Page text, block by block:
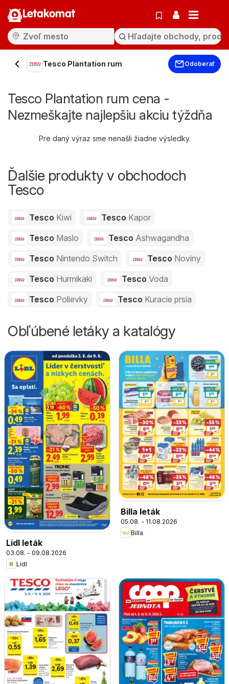
Letakomat
Tesco Plantation rum Odoberať
Tesco Plantation rum cena -
Nezmeškajte najlepšiu akciu týždňa
Pre daný výraz sme nenašli žiadne výsledky.
Ďalšie produkty v obchodoch
Tesco
Tesco Kiwi Tesco Kapor
Tesco Maslo Tesco Ashwagandha
Tesco Nintendo Switch Tesco Noviny
Tesco Hurmikaki Tesco Voda
Tesco Polievky Tesco Kuracie prsia
Obľúbené letáky a katalógy
Lidl leták
03.08. - 09.08.2026
Lidl
Billa leták
05.08. - 11.08.2026
Billa